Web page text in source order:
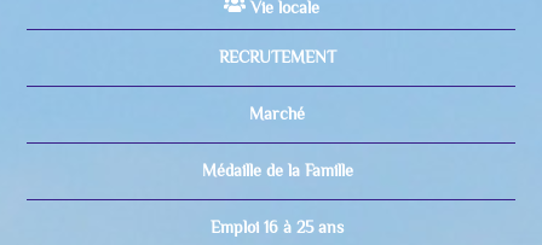
Vie locale
RECRUTEMENT
Marché
Médaille de la Famille
Emploi 16 à 25 ans